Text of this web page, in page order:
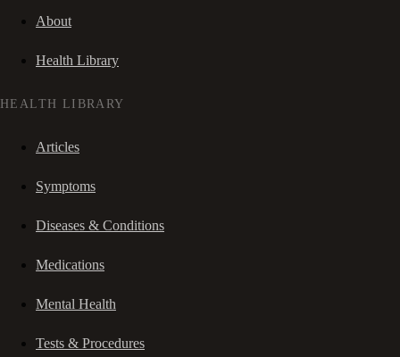
About
Health Library
HEALTH LIBRARY
Articles
Symptoms
Diseases & Conditions
Medications
Mental Health
Tests & Procedures